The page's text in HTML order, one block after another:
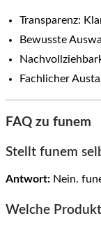
Transparenz:
Bewusste
Fachlicher
FAQ zu funem
Stellt funem
Antwort: Nein.
Welche